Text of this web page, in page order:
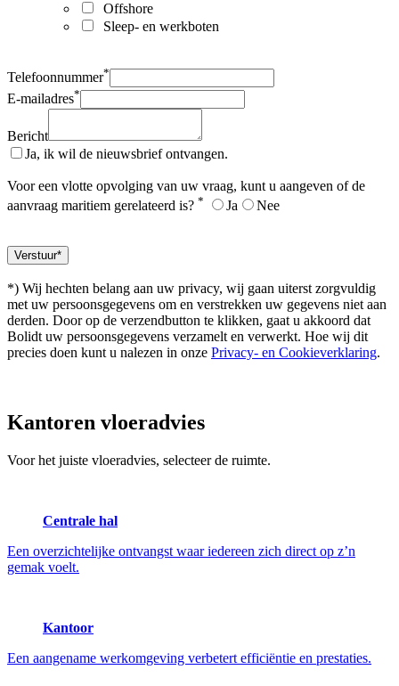
Offshore
Sleep- en werkboten
Telefoonnummer*
E-mailadres*
Bericht
Ja, ik wil de nieuwsbrief ontvangen.
Voor een vlotte opvolging van uw vraag, kunt u aangeven of de
aanvraag maritiem gerelateerd is? * Ja Nee
*) Wij hechten belang aan uw privacy, wij gaan uiterst zorgvuldig
met uw persoonsgegevens om en verstrekken uw gegevens niet aan
derden. Door op de verzendbutton te klikken, gaat u akkoord dat
Bolidt uw persoonsgegevens verzamelt en verwerkt. Hoe wij dit
precies doen kunt u nalezen in onze Privacy- en Cookieverklaring.
Kantoren vloeradvies
Voor het juiste vloeradvies, selecteer de ruimte.
Centrale hal
Een overzichtelijke ontvangst waar iedereen zich direct op z’n
gemak voelt.
Kantoor
Een aangename werkomgeving verbetert efficiëntie en prestaties.